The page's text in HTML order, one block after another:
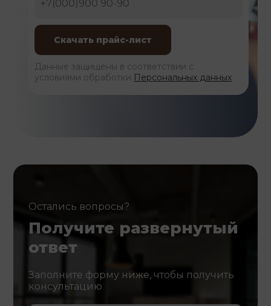
Данные защищены в соответствии с
условиями обработки Персональных данных
Остались вопросы?
Получите развернутый
ответ
Заполните форму ниже, чтобы получить
консультацию